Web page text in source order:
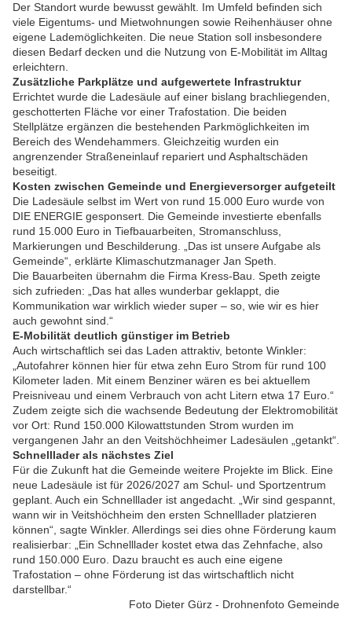
Der Standort wurde bewusst gewählt. Im Umfeld befinden sich
viele Eigentums- und Mietwohnungen sowie Reihenhäuser ohne
eigene Lademöglichkeiten. Die neue Station soll insbesondere
diesen Bedarf decken und die Nutzung von E-Mobilität im Alltag
erleichtern.
Zusätzliche Parkplätze und aufgewertete Infrastruktur
Errichtet wurde die Ladesäule auf einer bislang brachliegenden,
geschotterten Fläche vor einer Trafostation. Die beiden
Stellplätze ergänzen die bestehenden Parkmöglichkeiten im
Bereich des Wendehammers. Gleichzeitig wurden ein
angrenzender Straßeneinlauf repariert und Asphaltschäden
beseitigt.
Kosten zwischen Gemeinde und Energieversorger aufgeteilt
Die Ladesäule selbst im Wert von rund 15.000 Euro wurde von
DIE ENERGIE gesponsert. Die Gemeinde investierte ebenfalls
rund 15.000 Euro in Tiefbauarbeiten, Stromanschluss,
Markierungen und Beschilderung. „Das ist unsere Aufgabe als
Gemeinde“, erklärte Klimaschutzmanager Jan Speth.
Die Bauarbeiten übernahm die Firma Kress-Bau. Speth zeigte
sich zufrieden: „Das hat alles wunderbar geklappt, die
Kommunikation war wirklich wieder super – so, wie wir es hier
auch gewohnt sind.“
E-Mobilität deutlich günstiger im Betrieb
Auch wirtschaftlich sei das Laden attraktiv, betonte Winkler:
„Autofahrer können hier für etwa zehn Euro Strom für rund 100
Kilometer laden. Mit einem Benziner wären es bei aktuellem
Preisniveau und einem Verbrauch von acht Litern etwa 17 Euro.“
Zudem zeigte sich die wachsende Bedeutung der Elektromobilität
vor Ort: Rund 150.000 Kilowattstunden Strom wurden im
vergangenen Jahr an den Veitshöchheimer Ladesäulen „getankt“.
Schnelllader als nächstes Ziel
Für die Zukunft hat die Gemeinde weitere Projekte im Blick. Eine
neue Ladesäule ist für 2026/2027 am Schul- und Sportzentrum
geplant. Auch ein Schnelllader ist angedacht. „Wir sind gespannt,
wann wir in Veitshöchheim den ersten Schnelllader platzieren
können“, sagte Winkler. Allerdings sei dies ohne Förderung kaum
realisierbar: „Ein Schnelllader kostet etwa das Zehnfache, also
rund 150.000 Euro. Dazu braucht es auch eine eigene
Trafostation – ohne Förderung ist das wirtschaftlich nicht
darstellbar.“
Foto Dieter Gürz - Drohnenfoto Gemeinde